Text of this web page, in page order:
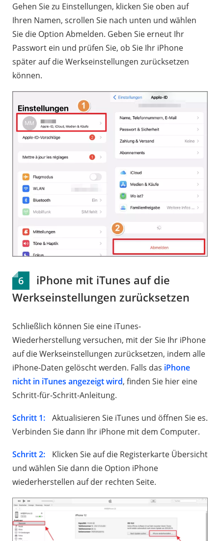
Gehen Sie zu Einstellungen, klicken Sie oben auf
Ihren Namen, scrollen Sie nach unten und wählen
Sie die Option Abmelden. Geben Sie erneut Ihr
Passwort ein und prüfen Sie, ob Sie Ihr iPhone
später auf die Werkseinstellungen zurücksetzen
können.
6
iPhone mit iTunes auf die
Werkseinstellungen zurücksetzen
Schließlich können Sie eine iTunes-
Wiederherstellung versuchen, mit der Sie Ihr iPhone
auf die Werkseinstellungen zurücksetzen, indem alle
iPhone-Daten gelöscht werden. Falls das iPhone
nicht in iTunes angezeigt wird, finden Sie hier eine
Schritt-für-Schritt-Anleitung.
Schritt 1:
Aktualisieren Sie iTunes und öffnen Sie es.
Verbinden Sie dann Ihr iPhone mit dem Computer.
Schritt 2:
Klicken Sie auf die Registerkarte Übersicht
und wählen Sie dann die Option iPhone
wiederherstellen auf der rechten Seite.